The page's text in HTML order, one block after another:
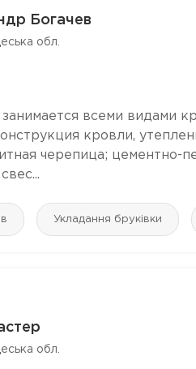
Богачев
обл.
всеми видами
кровли,
черепица; цементно-
Укладання бруківки
обл.